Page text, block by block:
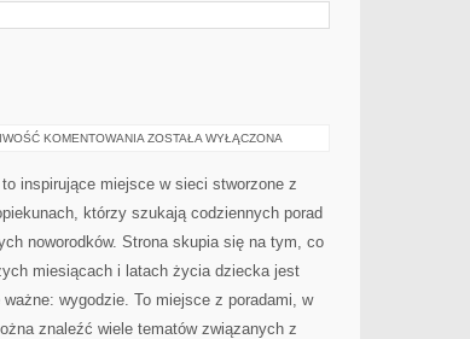
KOMENTOWANIA ZABAWA
ZOSTAŁA WYŁĄCZONA
inspirujące miejsce w sieci stworzone z
którzy szukają codziennych porad
noworodków. Strona skupia się na tym, co
miesiącach i latach życia dziecka jest
ważne: wygodzie. To miejsce z poradami, w
znaleźć wiele tematów związanych z